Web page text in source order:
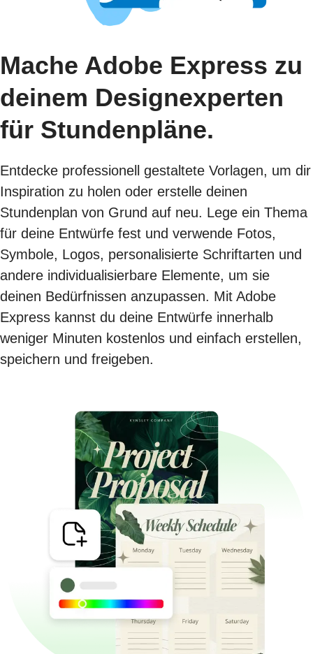
Mache Adobe Express zu
deinem Designexperten
für Stundenpläne.
Entdecke professionell gestaltete Vorlagen, um dir
Inspiration zu holen oder erstelle deinen
Stundenplan von Grund auf neu. Lege ein Thema
für deine Entwürfe fest und verwende Fotos,
Symbole, Logos, personalisierte Schriftarten und
andere individualisierbare Elemente, um sie
deinen Bedürfnissen anzupassen. Mit Adobe
Express kannst du deine Entwürfe innerhalb
weniger Minuten kostenlos und einfach erstellen,
speichern und freigeben.